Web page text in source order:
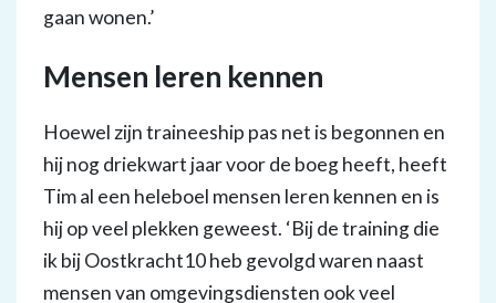
gaan wonen.’
Mensen leren kennen
Hoewel zijn traineeship pas net is begonnen en
hij nog driekwart jaar voor de boeg heeft, heeft
Tim al een heleboel mensen leren kennen en is
hij op veel plekken geweest. ‘Bij de training die
ik bij Oostkracht10 heb gevolgd waren naast
mensen van omgevingsdiensten ook veel